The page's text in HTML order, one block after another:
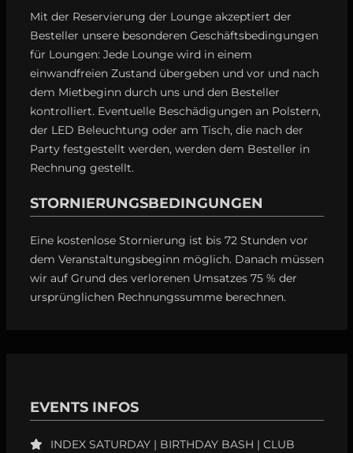
Mit der Reservierung der Lounge akzeptiert der
Besteller unsere besonderen Geschäftsbedingungen
für Loungen: Jede Lounge wird in einem
einwandfreien Zustand übergeben und vor und nach
dem Mietbeginn durch uns und den Besteller
kontrolliert. Eventuelle Beschädigungen an Polstern,
der LED Beleuchtung oder am Tisch, die nach der
Party festgestellt werden, werden dem Besteller in
Rechnung gestellt.
STORNIERUNGSBEDINGUNGEN
Eine kostenlose Stornierung ist bis 72 Stunden vor
dem Veranstaltungsbeginn möglich. Danach müssen
wir auf Grund des verlorenen Umsatzes 75 % der
ursprünglichen Rechnungssumme berechnen.
EVENTS INFOS
INDEX SATURDAY | BIRTHDAY BASH | CLUB